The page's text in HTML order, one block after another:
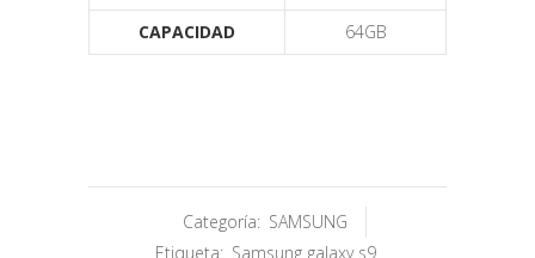
CAPACIDAD
64GB
Categoría: SAMSUNG
Etiqueta: Samsung galaxy s9